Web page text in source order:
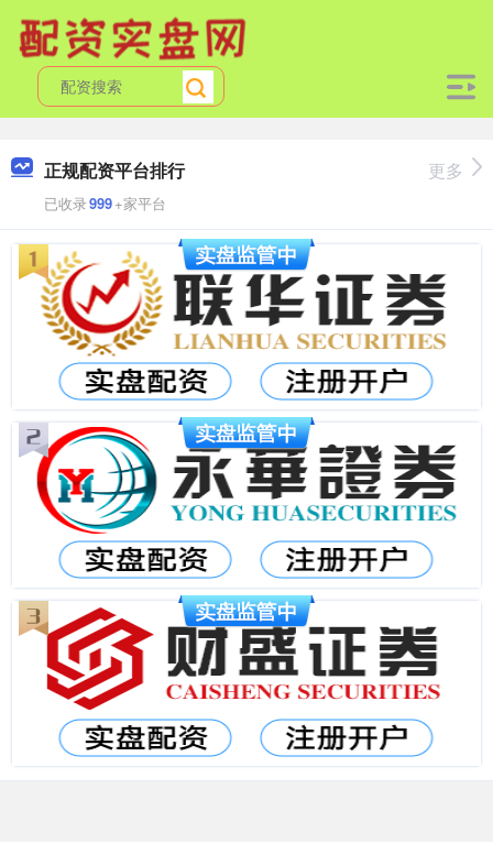
正规配资平台排行
已收录999+家平台
更多